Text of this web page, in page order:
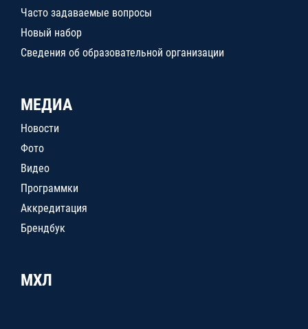
Часто задаваемые вопросы
Новый набор
Сведения об образовательной организации
МЕДИА
Новости
Фото
Видео
Программки
Аккредитация
Брендбук
МХЛ